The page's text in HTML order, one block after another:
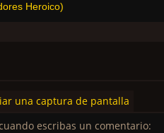
Heroico)
una captura de pantalla
escribas un comentario: